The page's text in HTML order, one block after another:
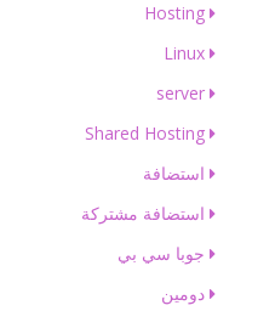
Hosting
Linux
server
Shared Hosting
استضافة
استضافة مشتركة
جوبا سي بي
دومين